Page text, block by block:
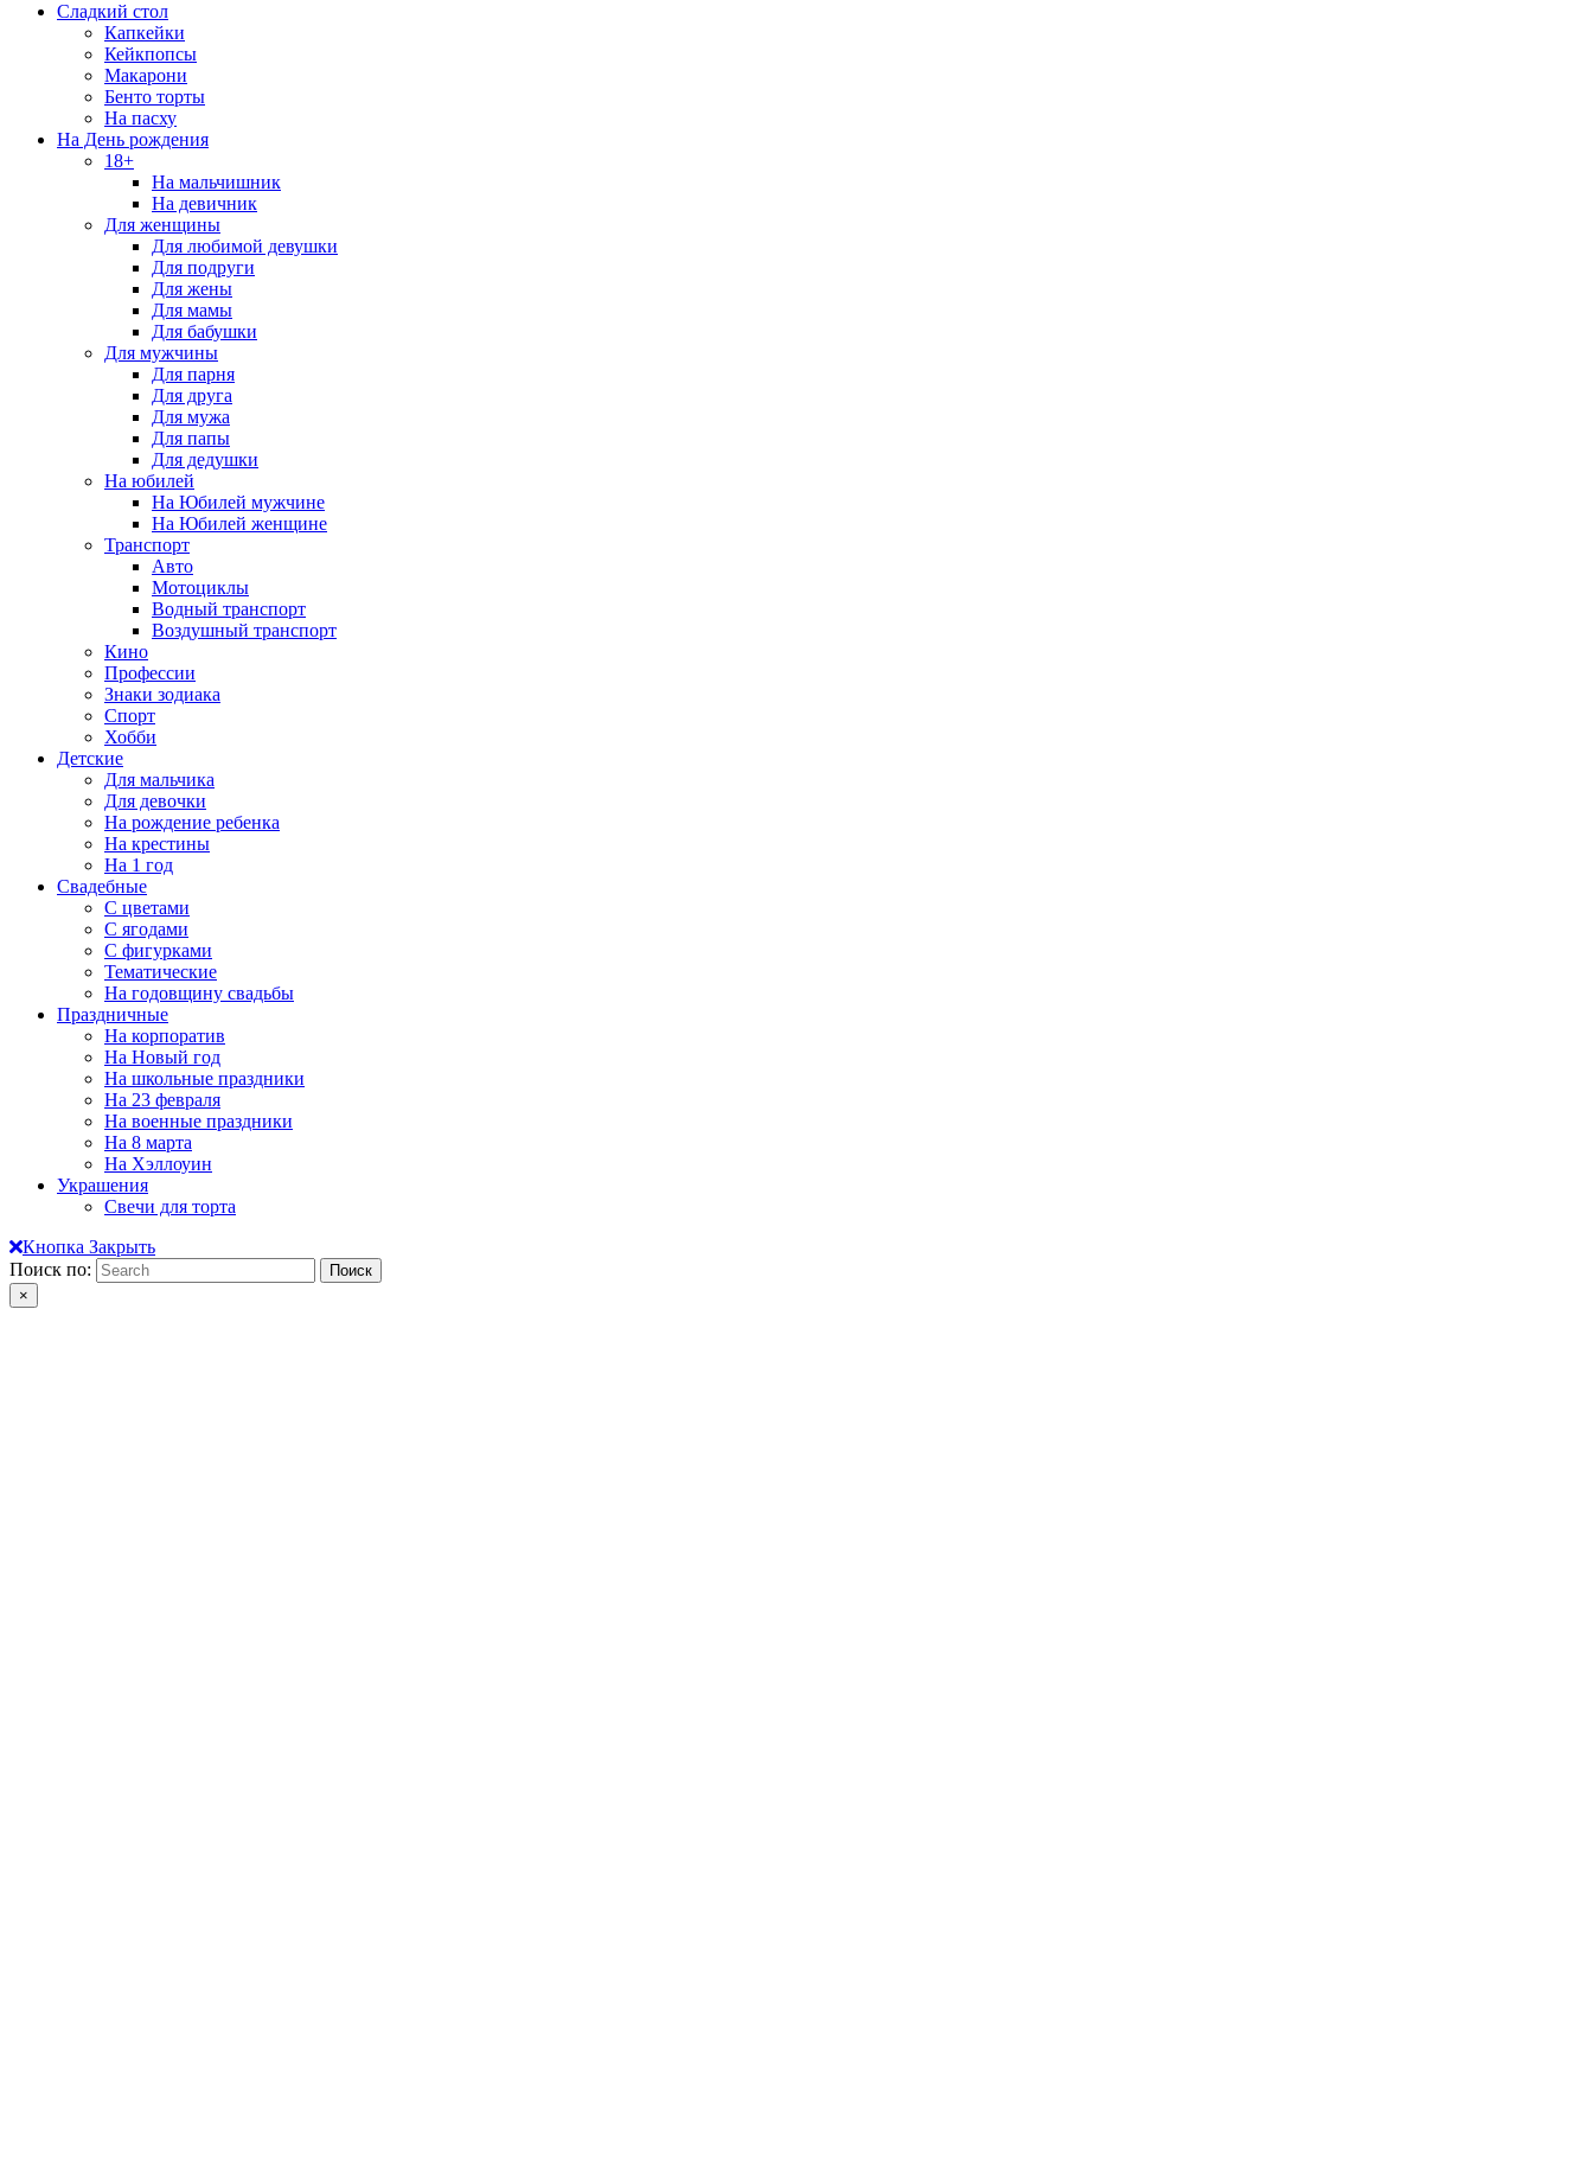
Сладкий стол
Капкейки
Кейкпопсы
Макарони
Бенто торты
На пасху
На День рождения
18+
На мальчишник
На девичник
Для женщины
Для любимой девушки
Для подруги
Для жены
Для мамы
Для бабушки
Для мужчины
Для парня
Для друга
Для мужа
Для папы
Для дедушки
На юбилей
На Юбилей мужчине
На Юбилей женщине
Транспорт
Авто
Мотоциклы
Водный транспорт
Воздушный транспорт
Кино
Профессии
Знаки зодиака
Спорт
Хобби
Детские
Для мальчика
Для девочки
На рождение ребенка
На крестины
На 1 год
Свадебные
С цветами
С ягодами
С фигурками
Тематические
На годовщину свадьбы
Праздничные
На корпоратив
На Новый год
На школьные праздники
На 23 февраля
На военные праздники
На 8 марта
На Хэллоуин
Украшения
Свечи для торта
Кнопка Закрыть
Поиск по:
×